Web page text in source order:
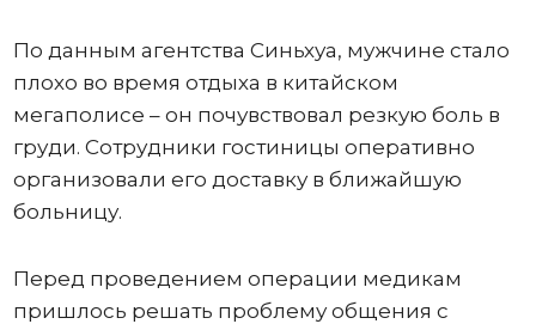
По данным агентства Синьхуа, мужчине стало
плохо во время отдыха в китайском
мегаполисе – он почувствовал резкую боль в
груди. Сотрудники гостиницы оперативно
организовали его доставку в ближайшую
больницу.
Перед проведением операции медикам
пришлось решать проблему общения с